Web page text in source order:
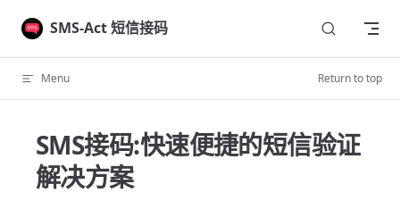
Skip to content
SMS-Act 短信接码
Menu Return to top
SMS接码:快速便捷的短信验证
解决方案